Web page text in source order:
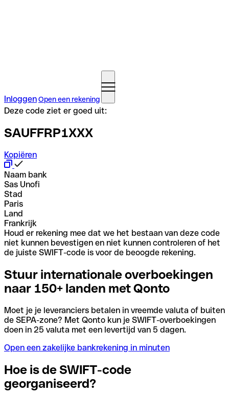
InloggenOpen een rekening
Deze code ziet er goed uit:
SAUFFRP1XXX
Kopiëren
Naam bank
Sas Unofi
Stad
Paris
Land
Frankrijk
Houd er rekening mee dat we het bestaan van deze code
niet kunnen bevestigen en niet kunnen controleren of het
de juiste SWIFT-code is voor de beoogde rekening.
Stuur internationale overboekingen
naar 150+ landen met Qonto
Moet je je leveranciers betalen in vreemde valuta of buiten
de SEPA-zone? Met Qonto kun je SWIFT-overboekingen
doen in 25 valuta met een levertijd van 5 dagen.
Open een zakelijke bankrekening in minuten
Hoe is de SWIFT-code
georganiseerd?